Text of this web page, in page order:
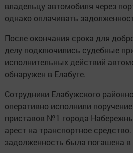
владельцу автомобиля через
однако оплачивать
После окончания срока для
делу подключились судебные
исполнительных действий
обнаружен в Елабуге.
Сотрудники Елабужского
оперативно исполнили
приставов №1 города
арест на транспортное
задолженность была погашена